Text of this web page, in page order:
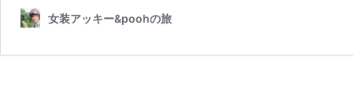
女装アッキー&poohの旅